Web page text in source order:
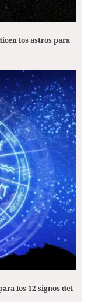
los astros para
los 12 signos del